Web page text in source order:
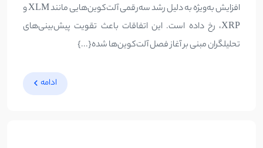
افزایش به‌ویژه به دلیل رشد سه‌رقمی آلت‌کوین‌هایی مانند XLM و
XRP، رخ داده است. این اتفاقات باعث تقویت پیش‌بینی‌های
تحلیلگران مبنی بر آغاز فصل آلت‌کوین‌ها شده{...}
ادامه